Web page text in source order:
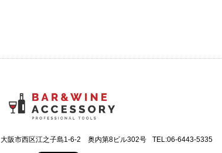
大阪市西区江之子島1-6-2 奥内第8ビル302号 TEL:06-6443-5335